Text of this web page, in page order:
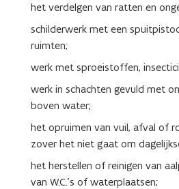
het verdelgen van ratten en
schilderwerk met een
ruimten;
werk met sproeistoffen,
werk in schachten gevuld met
boven water;
het opruimen van vuil, afval of
zover het niet gaat om
het herstellen of reinigen van
van W.C.'s of waterplaatsen;